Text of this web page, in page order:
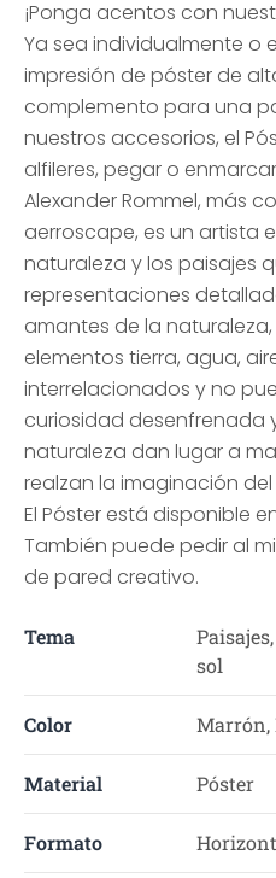
¡Ponga acentos con
Ya sea individualmente o
impresión de póster de
complemento para una
nuestros accesorios, el
alfileres, pegar o
Alexander Rommel, más
aerroscape, es un artista
naturaleza y los paisajes
representaciones
amantes de la
elementos tierra, agua,
interrelacionados y no
curiosidad desenfrenada
naturaleza dan lugar a
realzan la imaginación
El Póster está disponible
También puede pedir al
de pared creativo.
Tema
sol
Color Marrón,
Material Póster
Formato